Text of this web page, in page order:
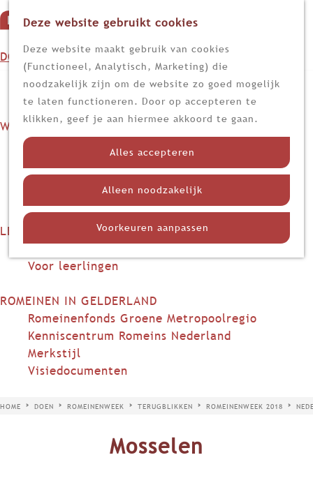
Deze website gebruikt cookies
Deze website maakt gebruik van cookies
(Functioneel, Analytisch, Marketing) die
noodzakelijk zijn om de website zo goed mogelijk
te laten functioneren. Door op accepteren te
klikken, geef je aan hiermee akkoord te gaan.
Alles accepteren
Alleen noodzakelijk
Voorkeuren aanpassen
G
n
d
p
e
n
u
Z
o
e
k
e
n
DOEN
Op stap
Kijk, lees en luister
WETEN
Nederland in de Romeinse tijd
Themadossiers
LEREN
Voor docenten
Voor leerlingen
ROMEINEN IN GELDERLAND
Romeinenfonds Groene Metropoolregio
Kenniscentrum Romeins Nederland
Merkstijl
Visiedocumenten
HOME DOEN ROMEINENWEEK TERUGBLIKKEN ROMEINENWEEK 2018
Mosselen